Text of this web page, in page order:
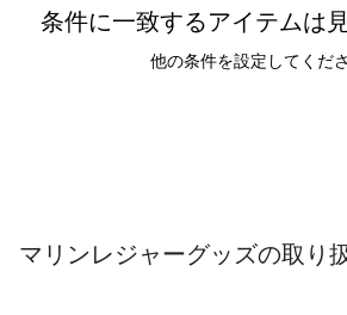
条件に一致するアイテムは
他の条件を設定してくださ
マリンレジャーグッズの取り